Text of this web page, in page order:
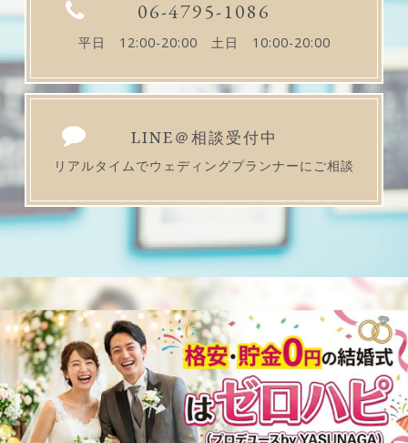
06-4795-1086
平日 12:00-20:00 土日 10:00-20:00
LINE＠相談受付中
リアルタイムでウェディングプランナーにご相談